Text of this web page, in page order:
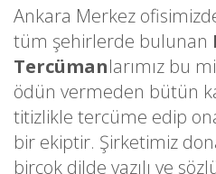
Ankara Merkez
tüm şehirlerde bulunan
Tercümanlarımız bu
ödün vermeden bütün
titizlikle tercüme edip
bir ekiptir. Şirketimiz
birçok dilde yazılı ve